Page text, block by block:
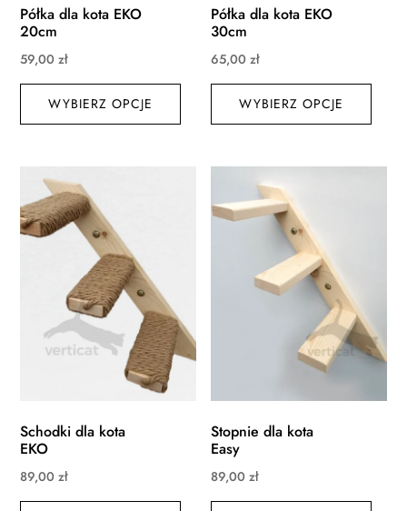
Półka dla kota EKO
20cm
59,00zł
WYBIERZ OPCJE
Ten
ma
Opcje
można
produktu
Półka dla kota EKO
30cm
65,00zł
WYBIERZ OPCJE
Ten
ma
Schodki dla kota
EKO
89,00zł
Ten
Stopnie dla kota
Easy
89,00zł
Ten